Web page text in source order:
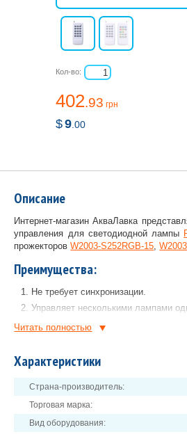
402.93 грн
$9 .00
Кол-во:
Описание
Интернет-магазин АкваЛавка
управления для светодиодной лампы
прожекторовW2003-S252RGB-15,
Преимущества:
Не требует синхронизации.
Управляет несколькими лампами
Правильно разомкнут (после
15 кнопок:
1 – включение
2 – выключение
последующие 13-ть –
цветовые
Читать полностью
Характеристики
Страна-производитель:
Торговая марка:
Вид оборудования: